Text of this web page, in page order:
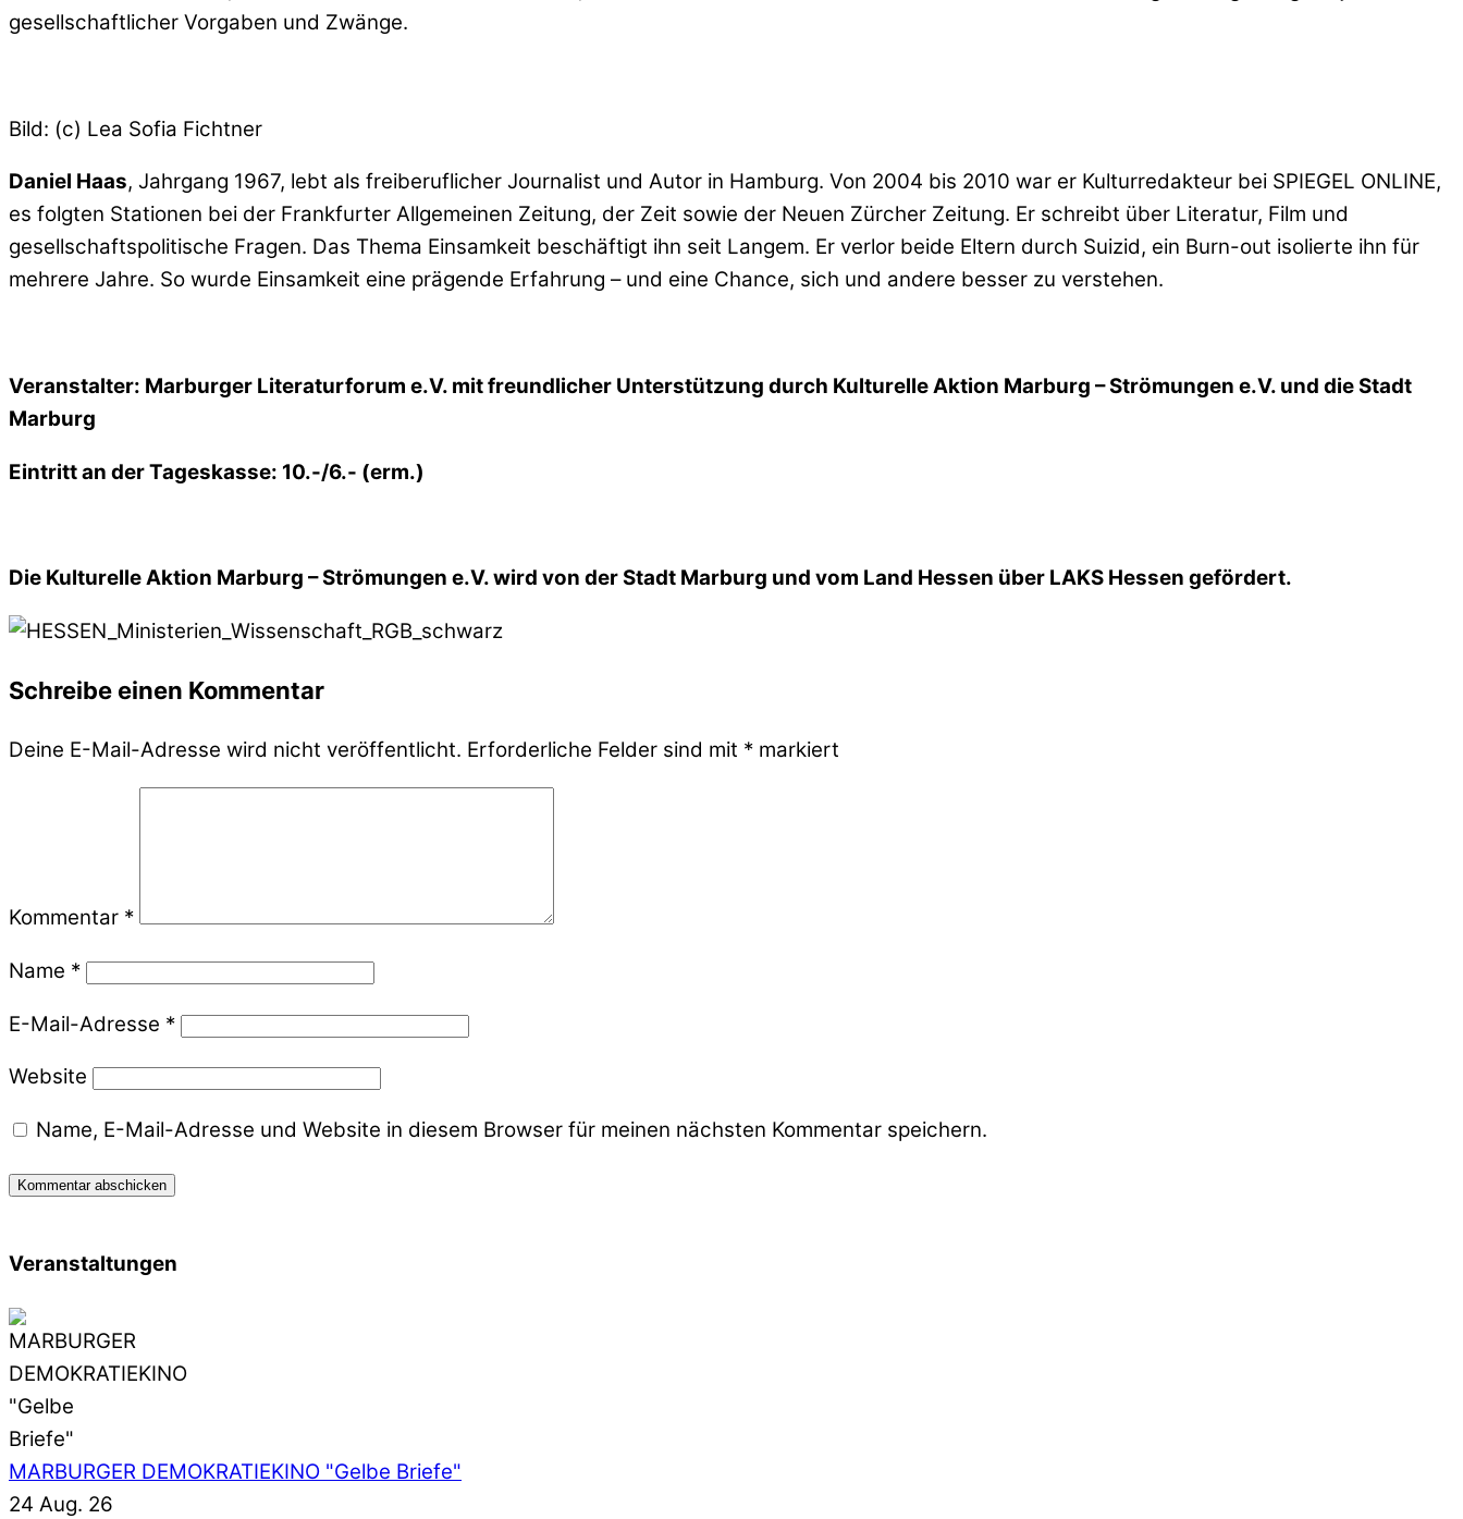
gesellschaftlicher Vorgaben und Zwänge.
Bild: (c) Lea Sofia Fichtner
Daniel Haas, Jahrgang 1967, lebt als freiberuflicher Journalist und Autor in Hamburg. Von 2004 bis 2010 war er Kulturredakteur bei SPIEGEL ONLINE,
es folgten Stationen bei der Frankfurter Allgemeinen Zeitung, der Zeit sowie der Neuen Zürcher Zeitung. Er schreibt über Literatur, Film und
gesellschaftspolitische Fragen. Das Thema Einsamkeit beschäftigt ihn seit Langem. Er verlor beide Eltern durch Suizid, ein Burn-out isolierte ihn für
mehrere Jahre. So wurde Einsamkeit eine prägende Erfahrung – und eine Chance, sich und andere besser zu verstehen.
Veranstalter: Marburger Literaturforum e.V. mit freundlicher Unterstützung durch Kulturelle Aktion Marburg – Strömungen e.V. und die Stadt
Marburg
Eintritt an der Tageskasse: 10.-/6.- (erm.)
Die Kulturelle Aktion Marburg – Strömungen e.V. wird von der Stadt Marburg und vom Land Hessen über LAKS Hessen gefördert.
Schreibe einen Kommentar
Deine E-Mail-Adresse wird nicht veröffentlicht. Erforderliche Felder sind mit * markiert
Kommentar *
Name *
E-Mail-Adresse *
Website
Name, E-Mail-Adresse und Website in diesem Browser für meinen nächsten Kommentar speichern.
Veranstaltungen
MARBURGER DEMOKRATIEKINO "Gelbe Briefe"
24 Aug. 26